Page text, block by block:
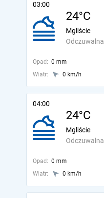
03:00
24°C
Odczuwalna
Mgliście
Opad: 0 mm
Wiatr:
0 km/h
04:00
24°C
Odczuwalna
Mgliście
Opad: 0 mm
Wiatr:
0 km/h